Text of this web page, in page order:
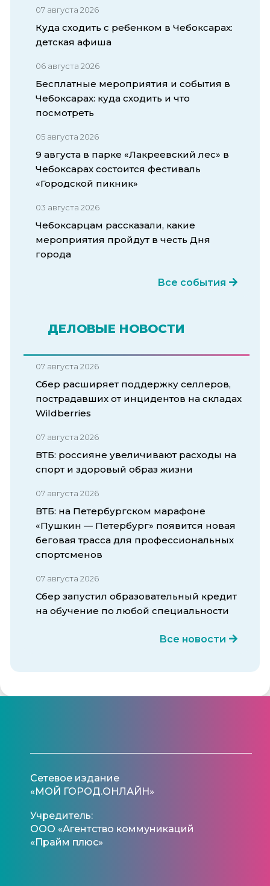
07 августа 2026
Куда сходить с ребенком в Чебоксарах:
детская афиша
06 августа 2026
Бесплатные мероприятия и события в
Чебоксарах: куда сходить и что
посмотреть
05 августа 2026
9 августа в парке «Лакреевский лес» в
Чебоксарах состоится фестиваль
«Городской пикник»
03 августа 2026
Чебоксарцам рассказали, какие
мероприятия пройдут в честь Дня
города
Все события
ДЕЛОВЫЕ НОВОСТИ
07 августа 2026
Сбер расширяет поддержку селлеров,
пострадавших от инцидентов на складах
Wildberries
07 августа 2026
ВТБ: россияне увеличивают расходы на
спорт и здоровый образ жизни
07 августа 2026
ВТБ: на Петербургском марафоне
«Пушкин — Петербург» появится новая
беговая трасса для профессиональных
спортсменов
07 августа 2026
Сбер запустил образовательный кредит
на обучение по любой специальности
Все новости
Сетевое издание
«МОЙ ГОРОД.ОНЛАЙН»
Учредитель:
ООО «Агентство коммуникаций
«Прайм плюс»